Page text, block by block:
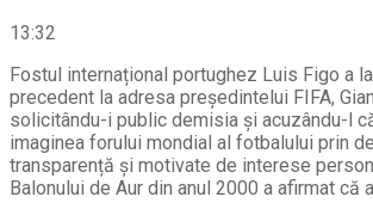
13:32
Fostul internațional portughez Luis Figo a
precedent la adresa președintelui FIFA,
solicitându-i public demisia și acuzându-l
imaginea forului mondial al fotbalului prin
transparență și motivate de interese
Balonului de Aur din anul 2000 a afirmat că